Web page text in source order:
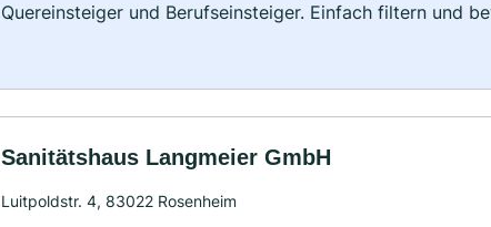
Quereinsteiger und Berufseinsteiger. Einfach filtern und
Sanitätshaus Langmeier GmbH
Luitpoldstr. 4, 83022 Rosenheim